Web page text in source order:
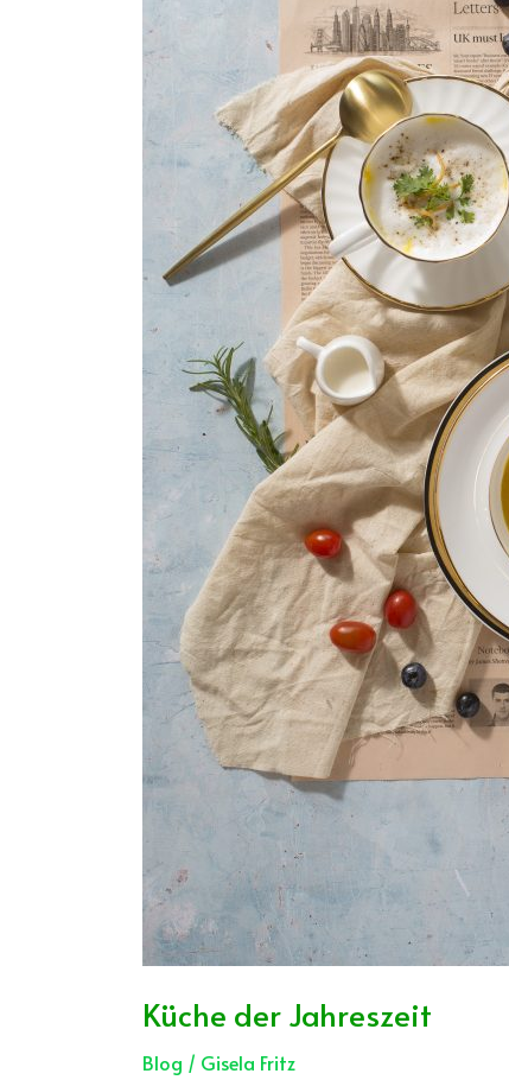
Küche der Jahreszeit
Blog / Gisela Fritz